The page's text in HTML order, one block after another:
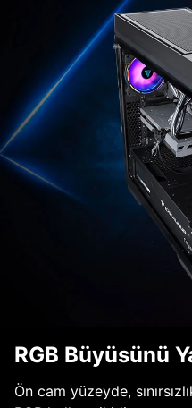
RGB Büyüsünü
Ön cam yüzeyde,